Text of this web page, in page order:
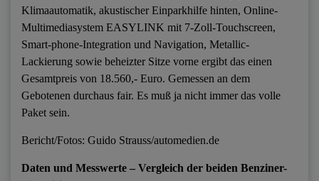
Klimaautomatik, akustischer Einparkhilfe hinten, Online-
Multimediasystem EASYLINK mit 7-Zoll-Touchscreen,
Smart-phone-Integration und Navigation, Metallic-
Lackierung sowie beheizter Sitze vorne ergibt das einen
Gesamtpreis von 18.560,- Euro. Gemessen an dem
Gebotenen durchaus fair. Es muß ja nicht immer das volle
Paket sein.
Bericht/Fotos: Guido Strauss/automedien.de
Daten und Messwerte – Vergleich der beiden Benziner-